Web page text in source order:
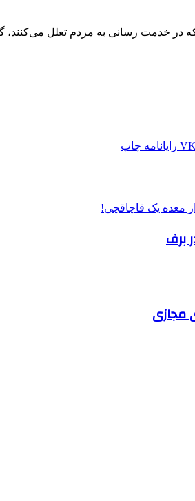
که در خدمت رسانی به مردم تعلل
رایانامه چاپ
برف
مجازی